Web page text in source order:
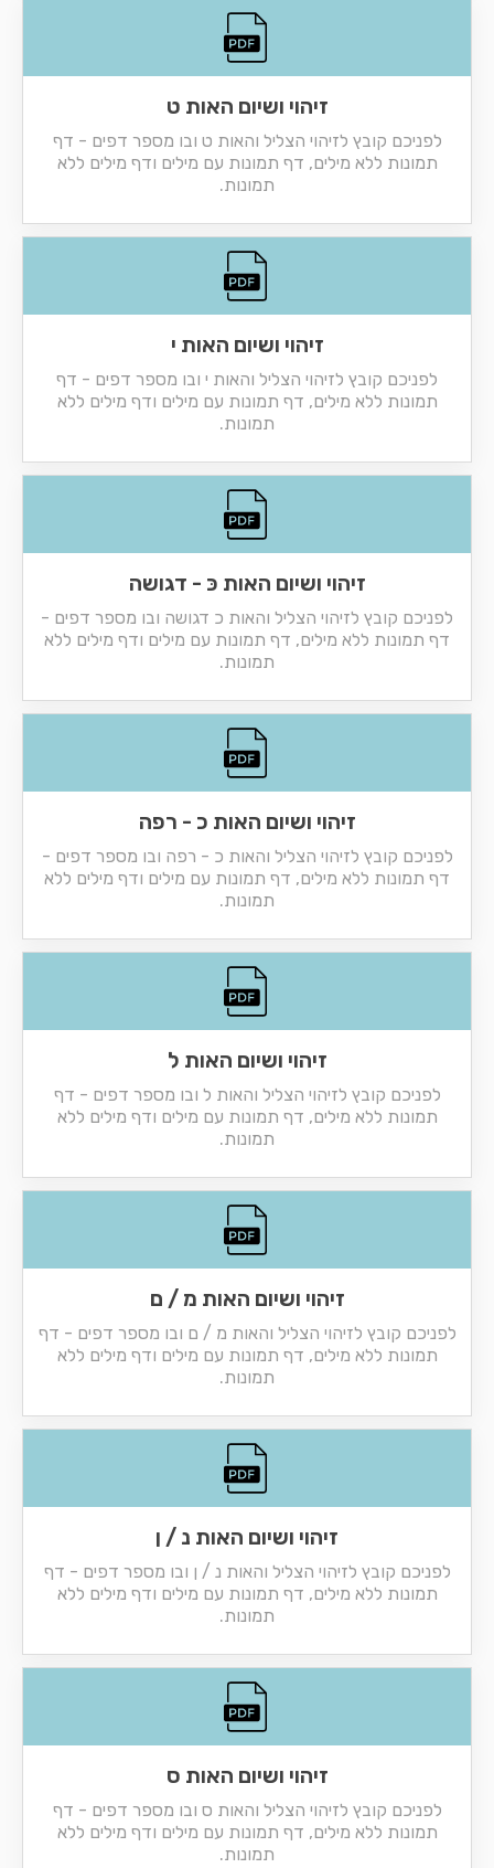
זיהוי ושיום האות ט
לפניכם קובץ לזיהוי הצליל והאות ט ובו מספר דפים - דף
תמונות ללא מילים, דף תמונות עם מילים ודף מילים ללא
תמונות.
זיהוי ושיום האות י
לפניכם קובץ לזיהוי הצליל והאות י ובו מספר דפים - דף
תמונות ללא מילים, דף תמונות עם מילים ודף מילים ללא
תמונות.
זיהוי ושיום האות כּ - דגושה
לפניכם קובץ לזיהוי הצליל והאות כ דגושה ובו מספר דפים -
דף תמונות ללא מילים, דף תמונות עם מילים ודף מילים ללא
תמונות.
זיהוי ושיום האות כ - רפה
לפניכם קובץ לזיהוי הצליל והאות כ - רפה ובו מספר דפים -
דף תמונות ללא מילים, דף תמונות עם מילים ודף מילים ללא
תמונות.
זיהוי ושיום האות ל
לפניכם קובץ לזיהוי הצליל והאות ל ובו מספר דפים - דף
תמונות ללא מילים, דף תמונות עם מילים ודף מילים ללא
תמונות.
זיהוי ושיום האות מ / ם
לפניכם קובץ לזיהוי הצליל והאות מ / ם ובו מספר דפים - דף
תמונות ללא מילים, דף תמונות עם מילים ודף מילים ללא
תמונות.
זיהוי ושיום האות נ / ן
לפניכם קובץ לזיהוי הצליל והאות נ / ן ובו מספר דפים - דף
תמונות ללא מילים, דף תמונות עם מילים ודף מילים ללא
תמונות.
זיהוי ושיום האות ס
לפניכם קובץ לזיהוי הצליל והאות ס ובו מספר דפים - דף
תמונות ללא מילים, דף תמונות עם מילים ודף מילים ללא
תמונות.